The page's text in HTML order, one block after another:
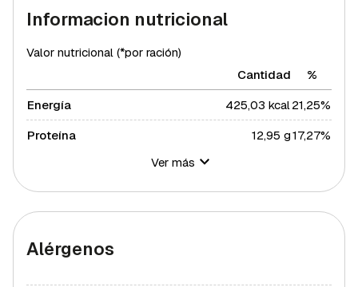
Informacion nutricional
Valor nutricional (*por ración)
Cantidad
%
Energía
425,03 kcal21,25%
Proteína
12,95 g17,27%
Azúcares
7,9 g
15,8%
Grasa saturada
Ver más
Alérgenos